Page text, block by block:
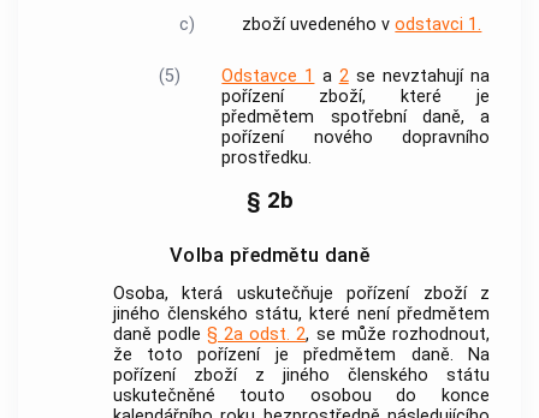
c) zbožíuvedeného vodstavci 1.
(5) Odstavce 1 a 2se nevztahují na
pořízení zboží, které je
předmětem spotřební daně, a
pořízení nového dopravního
prostředku.
§ 2b
Volba předmětu daně
Osoba, která uskutečňuje pořízení zboží z
jiného členského státu, které není předmětem
daně podle § 2a odst. 2, se může rozhodnout,
že toto pořízení je předmětem daně. Na
pořízení zboží z jiného členského státu
uskutečněné touto osobou do konce